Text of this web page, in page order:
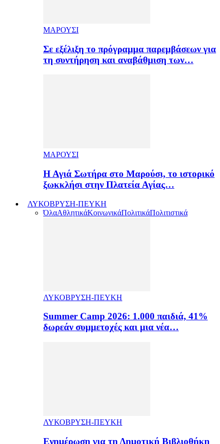
ΜΑΡΟΥΣΙ
Σε εξέλιξη το πρόγραμμα παρεμβάσεων για
τη συντήρηση και αναβάθμιση των…
ΜΑΡΟΥΣΙ
Η Αγιά Σωτήρα στο Μαρούσι, το ιστορικό
ξωκκλήσι στην Πλατεία Αγίας…
ΛΥΚΟΒΡΥΣΗ-ΠΕΥΚΗ
ΌλαΑθλητικάΚοινωνικάΠολιτικάΠολιτιστικά
ΛΥΚΟΒΡΥΣΗ-ΠΕΥΚΗ
Summer Camp 2026: 1.000 παιδιά, 41%
δωρεάν συμμετοχές και μια νέα…
ΛΥΚΟΒΡΥΣΗ-ΠΕΥΚΗ
Ενημέρωση για τη Δημοτική Βιβλιοθήκη